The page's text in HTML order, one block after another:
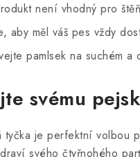
není vhodný pro
aby měl váš pes vždy
pamlsek na suchém a
svému
tyčka je perfektní volbou
svého čtyřnohého